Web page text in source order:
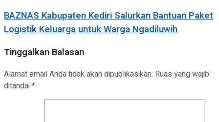
BAZNAS Kabupaten Kediri Salurkan Bantuan Paket
Logistik Keluarga untuk Warga Ngadiluwih
Tinggalkan Balasan
Alamat email Anda tidak akan dipublikasikan. Ruas yang wajib
ditandai*